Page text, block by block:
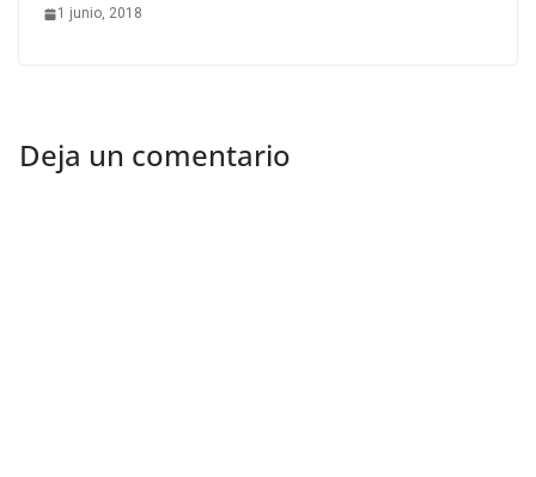
1 junio, 2018
Deja un comentario